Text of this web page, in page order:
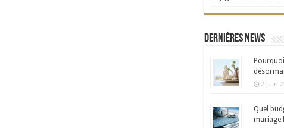
Dernières news
2 juin
Quel
mariage